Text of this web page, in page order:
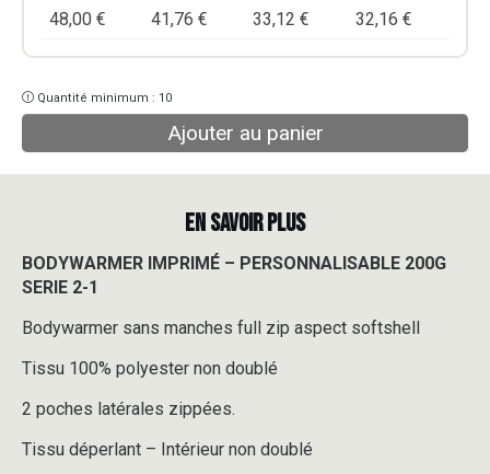
48,00 € 41,76 € 33,12 € 32,16 €
Quantité minimum : 10
Ajouter au panier
EN SAVOIR PLUS
BODYWARMER IMPRIMÉ – PERSONNALISABLE 200G
SERIE 2-1
Bodywarmer sans manches full zip aspect softshell
Tissu 100% polyester non doublé
2 poches latérales zippées.
Tissu déperlant – Intérieur non doublé